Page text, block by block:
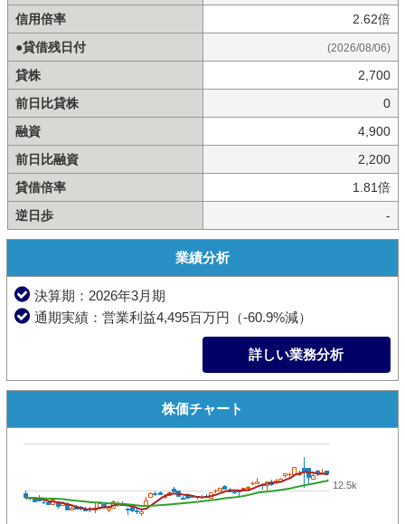
信用倍率
2.62倍
●貸借残日付
(2026/08/06)
貸株
2,700
前日比貸株
0
融資
4,900
前日比融資
2,200
貸借倍率
1.81倍
逆日歩
-
業績分析
決算期：2026年3月期
通期実績：営業利益4,495百万円（-60.9%減）
詳しい業務分析
株価チャート
12.5k